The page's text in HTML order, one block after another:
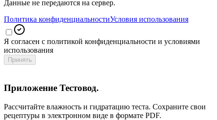
Данные не передаются на сервер.
Политика конфиденциальностиУсловия использования
Я согласен с политикой конфиденциальности и условиями
использования
Принять
Приложение Тестовод.
Рассчитайте влажность и гидратацию теста. Сохраните свои
рецептуры в электронном виде в формате PDF.